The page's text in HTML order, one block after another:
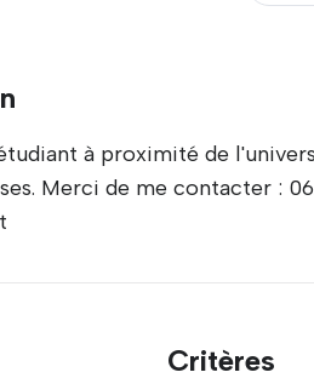
à proximité de
Merci de me contacter :
Critères